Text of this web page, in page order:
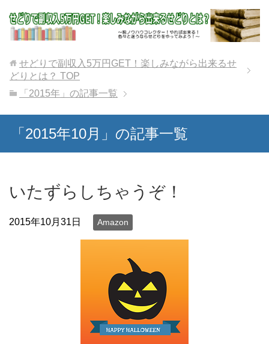
せどりで副収入5万円GET！楽しみながら出来るせ
どりとは？ TOP
「2015年」の記事一覧
「2015年10月」の記事一覧
いたずらしちゃうぞ！
2015年10月31日 Amazon